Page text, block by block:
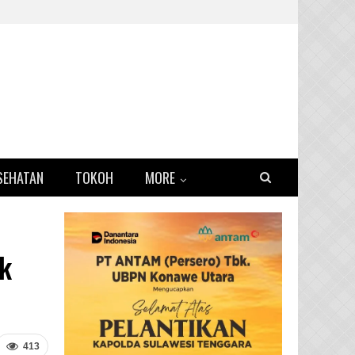
TOKOH MORE
413